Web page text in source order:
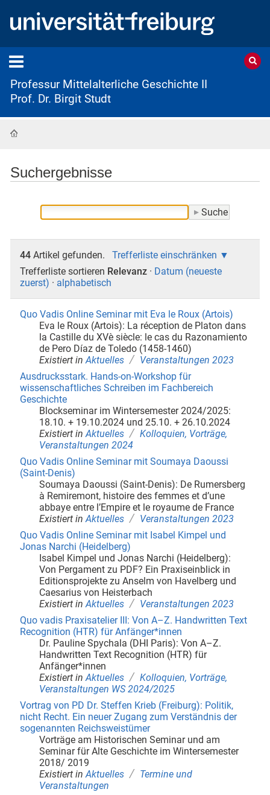
Professur Mittelalterliche Geschichte II
Prof. Dr. Birgit Studt
Suchergebnisse
44 Artikel gefunden.
Trefferliste einschränken
Trefferliste sortieren Relevanz · Datum (neueste
zuerst) · alphabetisch
Quo Vadis Online Seminar mit Eva le Roux (Artois)
Eva le Roux (Artois): La réception de Platon dans
la Castille du XVè siècle: le cas du Razonamiento
de Pero Díaz de Toledo (1458-1460)
Existiert in Aktuelles / Veranstaltungen 2023
Ausdrucksstark. Hands-on-Workshop für
wissenschaftliches Schreiben im Fachbereich
Geschichte
Blockseminar im Wintersemester 2024/2025:
18.10. + 19.10.2024 und 25.10. + 26.10.2024
Existiert in Aktuelles / Kolloquien, Vorträge,
Veranstaltungen 2024
Quo Vadis Online Seminar mit Soumaya Daoussi
(Saint-Denis)
Soumaya Daoussi (Saint-Denis): De Rumersberg
à Remiremont, histoire des femmes et d’une
abbaye entre l’Empire et le royaume de France
Existiert in Aktuelles / Veranstaltungen 2023
Quo Vadis Online Seminar mit Isabel Kimpel und
Jonas Narchi (Heidelberg)
Isabel Kimpel und Jonas Narchi (Heidelberg):
Von Pergament zu PDF? Ein Praxiseinblick in
Editionsprojekte zu Anselm von Havelberg und
Caesarius von Heisterbach
Existiert in Aktuelles / Veranstaltungen 2023
Quo vadis Praxisatelier III: Von A–Z. Handwritten Text
Recognition (HTR) für Anfänger*innen
Dr. Pauline Spychala (DHI Paris): Von A–Z.
Handwritten Text Recognition (HTR) für
Anfänger*innen
Existiert in Aktuelles / Kolloquien, Vorträge,
Veranstaltungen WS 2024/2025
Vortrag von PD Dr. Steffen Krieb (Freiburg): Politik,
nicht Recht. Ein neuer Zugang zum Verständnis der
sogenannten Reichsweistümer
Vorträge am Historischen Seminar und am
Seminar für Alte Geschichte im Wintersemester
2018/ 2019
Existiert in Aktuelles / Termine und
Veranstaltungen